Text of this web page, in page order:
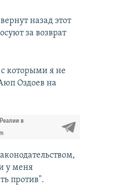
назад этот
за возврат
которыми я не
Оздоев на
в
у меня
против".